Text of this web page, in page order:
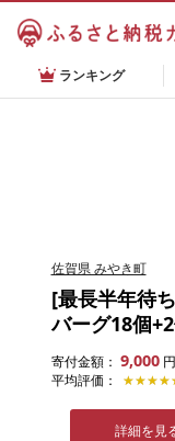
ランキング
佐賀県 みやき町
[最長半年待
バーグ18個
寄付金額： 9,000 円
平均評価：
詳細を見